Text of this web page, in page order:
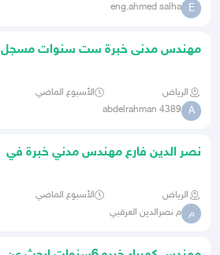
E
eng.ahmed salha
مهندس مدنى خبرة ست سنوات مسجل
الرياض الأسبوع الماضي
A
abdelrahman 4389
نصر الدين فارع مهندس مدني خبرة في
الرياض الأسبوع الماضي
م م نصرالدين العرقبي